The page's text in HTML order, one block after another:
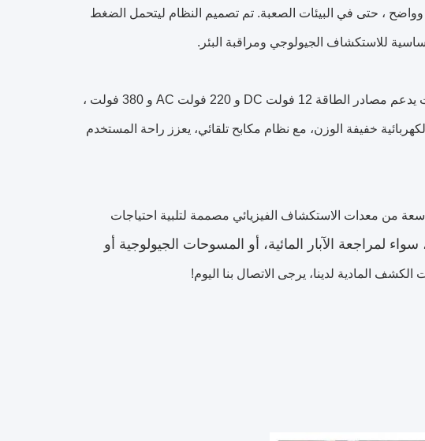
، حتى في البيئات الصعبة. تم تصميم النظام ليتحمل الضغط
للاستكشاف الجيولوجي ومراقبة البئر.
يتم تشغيل كاميرا تفتيش البئر بواسطة صندوق تحكم متعدد الاستخدامات يدعم مصادر الطاقة 12 فولت DC و 220 فولت AC و 380 فولت ،
خفيفة الوزن، مع نظام مكابح تلقائي، يعزز راحة المستخدم
من معدات الاستكشاف الفيزيائي مصممة لتلبية احتياجات
لمراجعة الآبار المائية، أو المسوحات الجيولوجية أو
المادية لدينا، يرجى الاتصال بنا اليوم!